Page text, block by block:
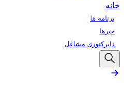
خانه
برنامه ها
خبرها
دایرکتوری مشاغل